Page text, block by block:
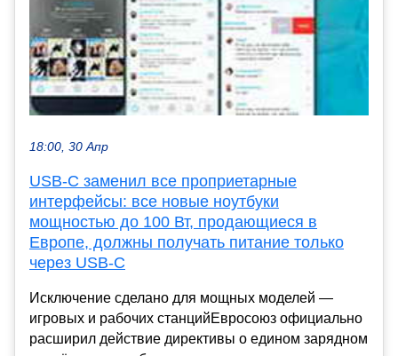
18:00, 30 Апр
USB-C заменил все проприетарные
интерфейсы: все новые ноутбуки
мощностью до 100 Вт, продающиеся в
Европе, должны получать питание только
через USB-C
Исключение сделано для мощных моделей —
игровых и рабочих станцийЕвросоюз официально
расширил действие директивы о едином зарядном